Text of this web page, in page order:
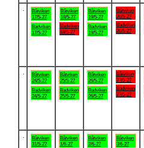
Båtviken
17/5-27
Badviken
17/5-27
Båtviken
18/5-27
Badviken
18/5-27
Båtviken
19/5-27
Badviken
19/5-27
Båtviken
20/5-27
Badviken
20/5-27
Båtviken
24/5-27
Badviken
24/5-27
Båtviken
25/5-27
Badviken
25/5-27
Båtviken
26/5-27
Badviken
26/5-27
Båtviken
27/5-27
Badviken
27/5-27
Båtviken
31/5-27
Båtviken
1/6-27
Båtviken
2/6-27
Båtviken
3/6-27